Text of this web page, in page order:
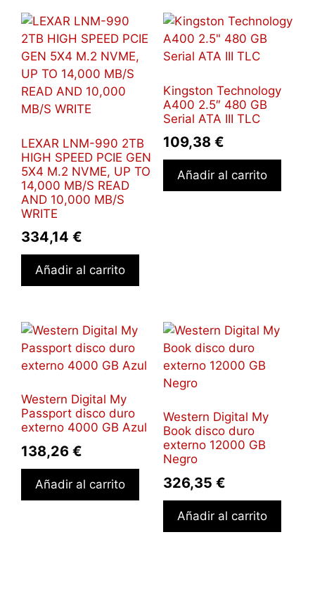
LEXAR LNM-990 2TB
HIGH SPEED PCIE GEN
5X4 M.2 NVME, UP TO
14,000 MB/S READ
AND 10,000 MB/S
WRITE
334,14 €
Añadir al carrito
Kingston Technology
A400 2.5″ 480 GB
Serial ATA III TLC
109,38 €
Añadir al carrito
Western Digital My
Passport disco duro
externo 4000 GB Azul
138,26 €
Añadir al carrito
Western Digital My
Book disco duro
externo 12000 GB
Negro
326,35 €
Añadir al carrito